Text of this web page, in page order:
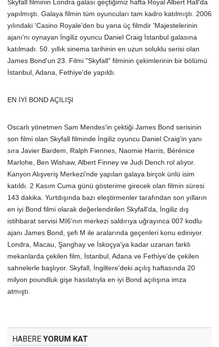
Skyfall filminin Londra galası geçtiğimiz hafta Royal Albert Hall'da
yapılmıştı. Galaya filmin tüm oyuncuları tam kadro katılmıştı. 2006
yılındaki 'Casino Royale'den bu yana üç filmdir 'Majestelerinin
ajanı'nı oynayan İngiliz oyuncu Daniel Craig İstanbul galasına
katılmadı. 50. yıllık sinema tarihinin en uzun soluklu serisi olan
James Bond'un 23. Filmi "Skyfall" filminin çekimlerinin bir bölümü
İstanbul, Adana, Fethiye'de yapıldı.
EN İYİ BOND AÇILIŞI
Oscarlı yönetmen Sam Mendes'in çektiği James Bond serisinin
son filmi olan Skyfall filminde İngiliz oyuncu Daniel Craig'in yanı
sıra Javier Bardem, Ralph Fiennes, Naomie Harris, Bérénice
Marlohe, Ben Wishaw, Albert Finney ve Judi Dench rol alıyor.
Kanyon Alışveriş Merkezi'nde yapılan galaya birçok ünlü isim
katıldı. 2 Kasım Cuma günü gösterime girecek olan filmin süresi
143 dakika. Yurtdışında bazı eleştirmenler tarafından son yılların
en iyi Bond filmi olarak değerlendirilen Skyfall'da, İngiliz dış
istihbarat servisi MI6'nın merkezi saldırıya uğrayınca 007 kodlu
ajanı James Bond, şefi M ile aralarında geçenleri konu ediniyor.
Londra, Macau, Şanghay ve İskoçya'ya kadar uzanan farklı
mekanlarda çekilen film, İstanbul, Adana ve Fethiye'de çekilen
sahnelerle başlıyor. Skyfall, İngiltere'deki açılış haftasında 20
milyon poundluk gişe hasılatıyla en iyi Bond açılışına imza
atmıştı.
HABERE YORUM KAT